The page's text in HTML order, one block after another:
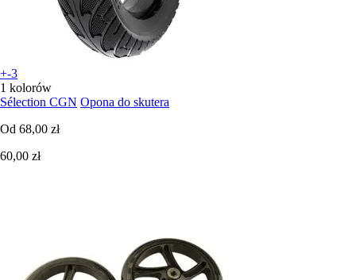
+-3
1 kolorów
Sélection CGN Opona do skutera
Od 68,00 zł
60,00 zł